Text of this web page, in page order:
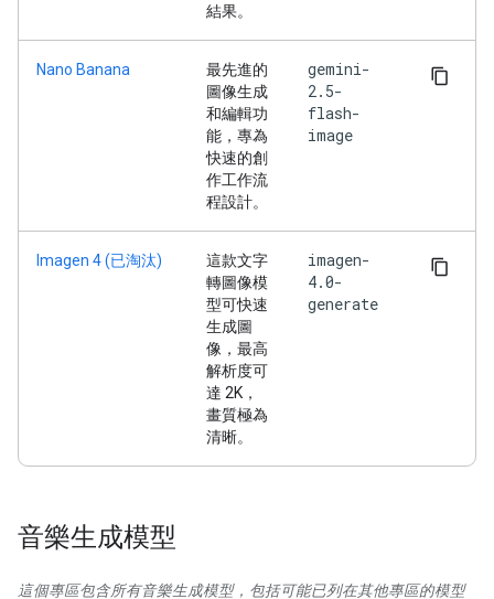
結果。
Nano Banana
最先進的
圖像生成
和編輯功
能，專為
快速的創
作工作流
程設計。
gemini-
2.5-
flash-
image
Imagen 4 (已淘汰)
這款文字
轉圖像模
型可快速
生成圖
像，最高
解析度可
達 2K，
畫質極為
清晰。
imagen-
4.0-
generate
音樂生成模型
這個專區包含所有音樂生成模型，包括可能已列在其他專區的模型